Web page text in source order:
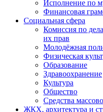
Исполнение по
Финансовая
Социальная сфера
Комиссия по
их прав
Молодёжная
Физическая
Образование
Здравоохранение
Культура
Общество
Средства
ЖКХ, архитектура и